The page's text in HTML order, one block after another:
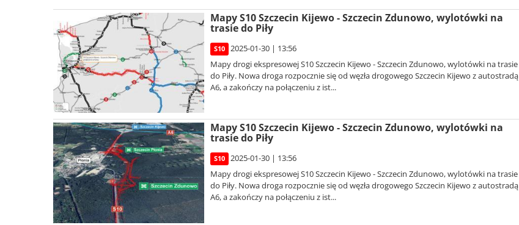
Mapy S10 Szczecin Kijewo - Szczecin Zdunowo, wylotówki na
trasie do Piły
S10
2025-01-30 | 13:56
Mapy drogi ekspresowej S10 Szczecin Kijewo - Szczecin Zdunowo, wylotówki na trasie
do Piły. Nowa droga rozpocznie się od węzła drogowego Szczecin Kijewo z autostradą
A6, a zakończy na połączeniu z ist...
Mapy S10 Szczecin Kijewo - Szczecin Zdunowo, wylotówki na
trasie do Piły
S10
2025-01-30 | 13:56
Mapy drogi ekspresowej S10 Szczecin Kijewo - Szczecin Zdunowo, wylotówki na trasie
do Piły. Nowa droga rozpocznie się od węzła drogowego Szczecin Kijewo z autostradą
A6, a zakończy na połączeniu z ist...